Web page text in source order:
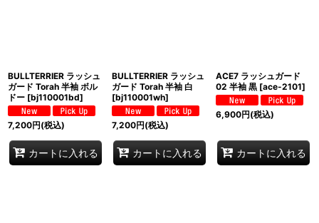
BULLTERRIER ラッシュ
ガード Torah 半袖 ボル
ドー [bj110001bd]
7,200円(税込)
カートに入れる
BULLTERRIER ラッシュ
ガード Torah 半袖 白
[bj110001wh]
7,200円(税込)
カートに入れる
ACE7 ラッシュガード
02 半袖 黒 [ace-2101]
6,900円(税込)
カートに入れる